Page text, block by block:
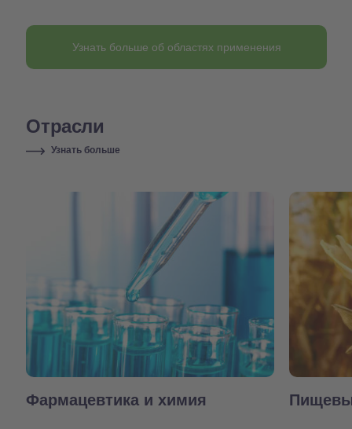
Узнать больше об областях применения
Отрасли
Узнать больше
Фармацевтика и химия